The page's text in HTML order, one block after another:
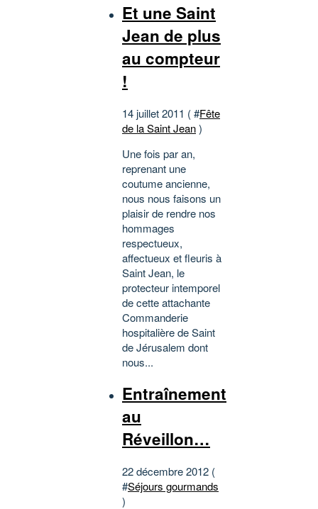
Et une Saint
Jean de plus
au compteur
!
14 juillet 2011 ( #Fête
de la Saint Jean)
Une fois par an,
reprenant une
coutume ancienne,
nous nous faisons un
plaisir de rendre nos
hommages
respectueux,
affectueux et fleuris à
Saint Jean, le
protecteur intemporel
de cette attachante
Commanderie
hospitalière de Saint
de Jérusalem dont
nous...
Entraînement
au
Réveillon…
22 décembre 2012 (
#Séjours gourmands
)